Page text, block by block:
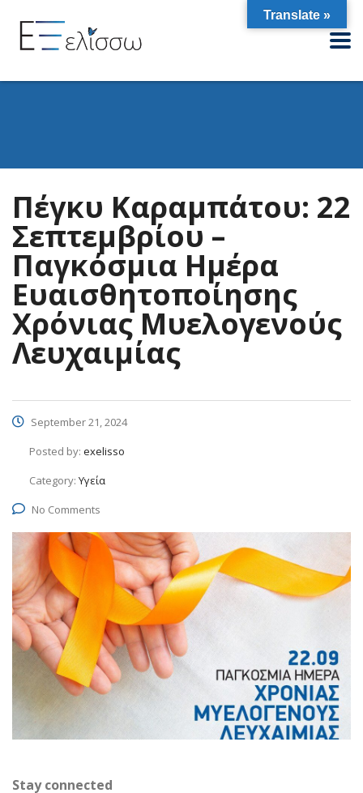
Πέγκυ Καραμπάτου: 22
Σεπτεμβρίου –
Παγκόσμια Ημέρα
Ευαισθητοποίησης
Χρόνιας Μυελογενούς
Λευχαιμίας
September 21, 2024
Posted by: exelisso
Category: Υγεία
No Comments
Stay connected
Translate »